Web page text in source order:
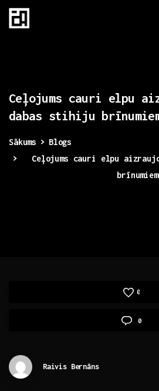
Ceļojums cauri elpu
dabas stihiju
Sākums
Blogs
Ceļojums cauri elpu
brīnumiem
0
0
Raivis Bernāns